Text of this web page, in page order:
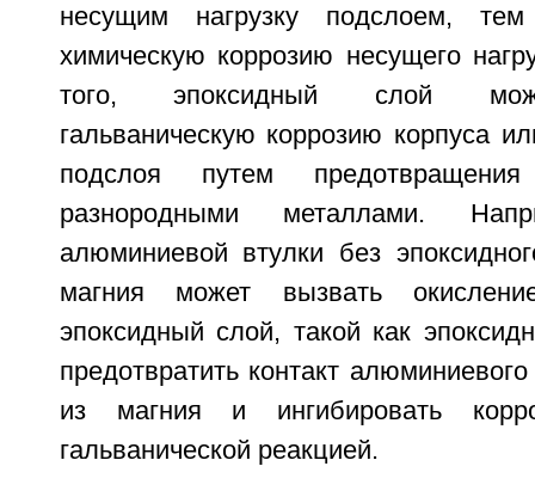
несущим нагрузку подслоем,
химическую коррозию несущего
того, эпоксидный слой
гальваническую коррозию корпуса
подслоя путем
разнородными металлами.
алюминиевой втулки без
магния может вызвать
эпоксидный слой, такой как
предотвратить контакт
из магния и ингибировать
гальванической реакцией.